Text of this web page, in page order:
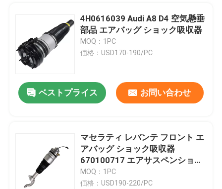
4H0616039 Audi A8 D4 空気懸垂
部品 エアバッグ ショック吸収器
MOQ：1PC
価格：USD170-190/PC
ベストプライス お問い合わせ
マセラティ レバンテ フロント エ
アバッグ ショック吸収器
670100717 エアサスペンション
部品
MOQ：1PC
価格：USD190-220/PC